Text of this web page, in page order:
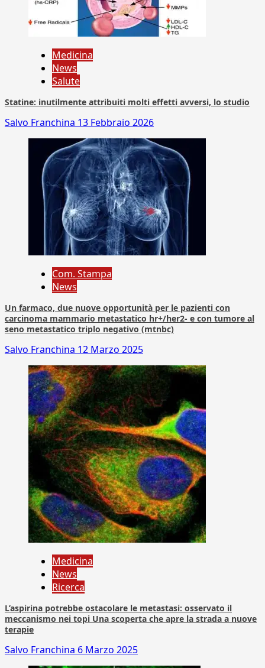
Medicina
News
Salute
Statine: inutilmente attribuiti molti effetti avversi, lo studio
Salvo Franchina 13 Febbraio 2026
Com. Stampa
News
Un farmaco, due nuove opportunità per le pazienti con
carcinoma mammario metastatico hr+/her2- e con tumore al
seno metastatico triplo negativo (mtnbc)
Salvo Franchina 12 Marzo 2025
Medicina
News
Ricerca
L’aspirina potrebbe ostacolare le metastasi: osservato il
meccanismo nei topi Una scoperta che apre la strada a nuove
terapie
Salvo Franchina 6 Marzo 2025